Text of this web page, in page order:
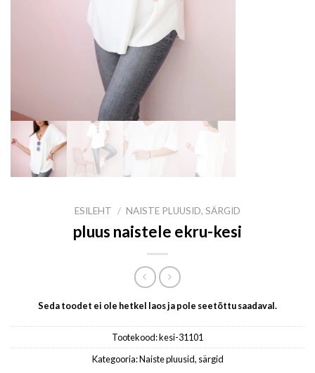
ESILEHT / NAISTE PLUUSID, SÄRGID
pluus naistele ekru-kesi
Seda toodet ei ole hetkel laos ja pole seetõttu saadaval.
Tootekood:kesi-31101
Kategooria:Naiste pluusid, särgid